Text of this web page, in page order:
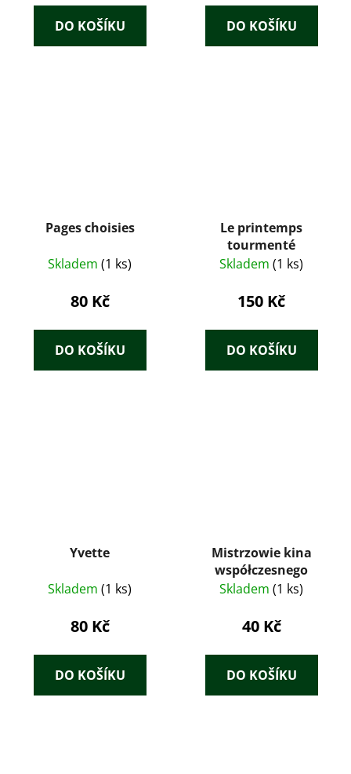
DO KOŠÍKU DO KOŠÍKU
Pages choisies
Skladem (1 ks)
80 Kč
DO KOŠÍKU
Le printemps
tourmenté
Skladem (1 ks)
150 Kč
DO KOŠÍKU
Yvette
Skladem (1 ks)
80 Kč
DO KOŠÍKU
Mistrzowie kina
współczesnego
Skladem (1 ks)
40 Kč
DO KOŠÍKU